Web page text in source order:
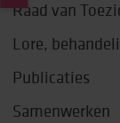
Raad van
Lore,
Publicaties
Samenwerken